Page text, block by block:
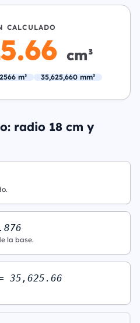
CALCULADO
cm³
m³ 35,625,660 mm³
radio 18 cm y
la base.
35,625.66